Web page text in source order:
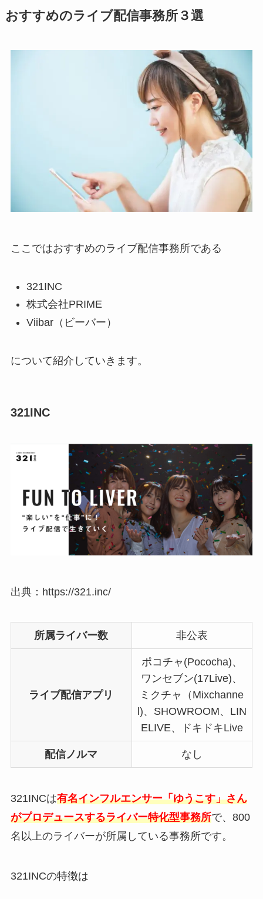
おすすめのライブ配信事務所３選
ここではおすすめのライブ配信事務所である
321INC
株式会社PRIME
Viibar（ビーバー）
について紹介していきます。
321INC
出典：https://321.inc/
所属ライバー数 非公表
ライブ配信アプリ
ポコチャ(Pococha)、
ワンセブン(17Live)、
ミクチャ（Mixchanne
l)、SHOWROOM、LIN
ELIVE、ドキドキLive
配信ノルマ なし
321INCは有名インフルエンサー「ゆうこす」さん
がプロデュースするライバー特化型事務所で、800
名以上のライバーが所属している事務所です。
321INCの特徴は